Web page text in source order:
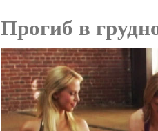
Прогиб в